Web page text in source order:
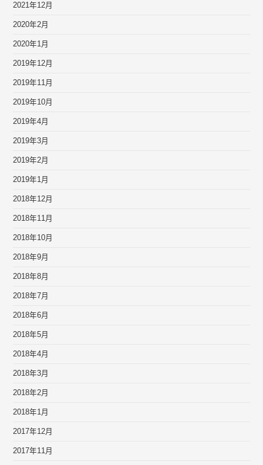
2021年12月
2020年2月
2020年1月
2019年12月
2019年11月
2019年10月
2019年4月
2019年3月
2019年2月
2019年1月
2018年12月
2018年11月
2018年10月
2018年9月
2018年8月
2018年7月
2018年6月
2018年5月
2018年4月
2018年3月
2018年2月
2018年1月
2017年12月
2017年11月